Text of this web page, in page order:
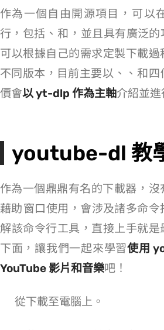
作為一個自由開源項目，youtube-dl
行，包括 Windows、macOS 和 Linux，並且
可以根據自己的需求定製下載過
不同版本，目前主要以 youtube-dl、youtube-dlc、yt-dlp 和
價會以 yt-dlp 作為主軸介紹並進
youtube-dl 教
作為一個鼎鼎有名的下載器，youtube-
藉助 CMD 窗口使用，會涉及諸多
解該命令行工具，直接上手就是
下面，讓我們一起來學習使用
YouTube 影片和音樂吧！
從下載 yt-dlp.exe 至電腦上。